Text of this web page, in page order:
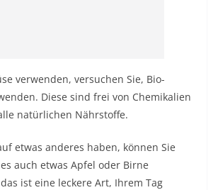
verwenden, versuchen Sie, Bio-
Diese sind frei von Chemikalien
natürlichen Nährstoffe.
etwas anderes haben, können Sie
auch etwas Apfel oder Birne
ist eine leckere Art, Ihrem Tag